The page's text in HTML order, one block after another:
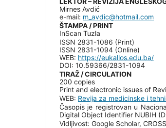
Mirnes Avdić
e-mail: m_avdic@hotmail.com
ŠTAMPA / PRINT
InScan Tuzla
ISSN 2831-1086 (Print)
ISSN 2831-1094 (Online)
WEB: https://eukallos.edu.ba/
DOI: 10.59366/2831-1094
TIRAŽ / CIRCULATION
200 copies
Print and electronic issues of
WEB: Revija za medicinske i
Časopis je registrovan u
Digital Object Identifier NUBIH
Vidljivost: Google Scholar,